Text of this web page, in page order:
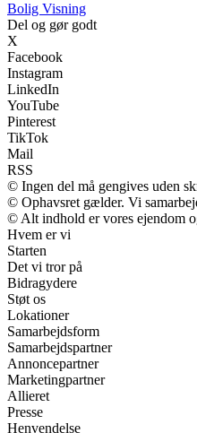
Bolig Visning
Del og gør godt
X
Facebook
Instagram
LinkedIn
YouTube
Pinterest
TikTok
Mail
RSS
© Ingen del må gengives uden
© Ophavsret gælder. Vi
© Alt indhold er vores ejendom
Hvem er vi
Starten
Det vi tror på
Bidragydere
Støt os
Lokationer
Samarbejdsform
Samarbejdspartner
Annoncepartner
Marketingpartner
Allieret
Presse
Henvendelse